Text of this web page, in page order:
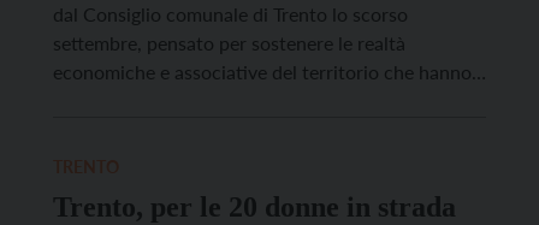
dal Consiglio comunale di Trento lo scorso
settembre, pensato per sostenere le realtà
economiche e associative del territorio che hanno
Trento, per le 20 donne in strada